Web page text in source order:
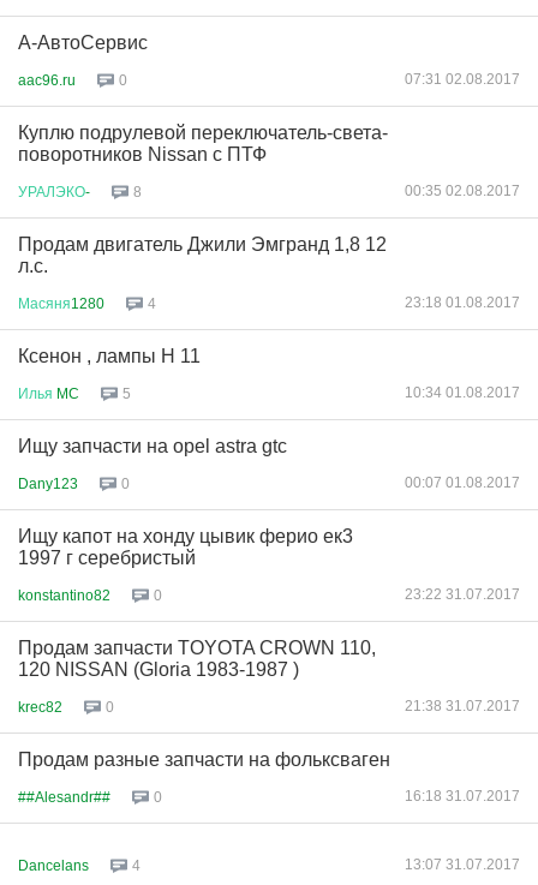
А-АвтоСервис
aac96.ru 0 07:31 02.08.2017
Куплю подрулевой переключатель-света-
поворотников Nissan с ПТФ
УРАЛЭКО- 8 00:35 02.08.2017
Продам двигатель Джили Эмгранд 1,8 12
л.с.
Масяня1280 4 23:18 01.08.2017
Ксенон , лампы Н 11
Илья MC 5 10:34 01.08.2017
Ищу запчасти на opel astra gtc
Dany123 0 00:07 01.08.2017
Ищу капот на хонду цывик ферио ек3
1997 г серебристый
konstantino82 0 23:22 31.07.2017
Продам запчасти TOYOTA CROWN 110,
120 NISSAN (Gloria 1983-1987 )
krec82 0 21:38 31.07.2017
Продам разные запчасти на фольксваген
##Alesandr## 0 16:18 31.07.2017
Dancelans 4 13:07 31.07.2017